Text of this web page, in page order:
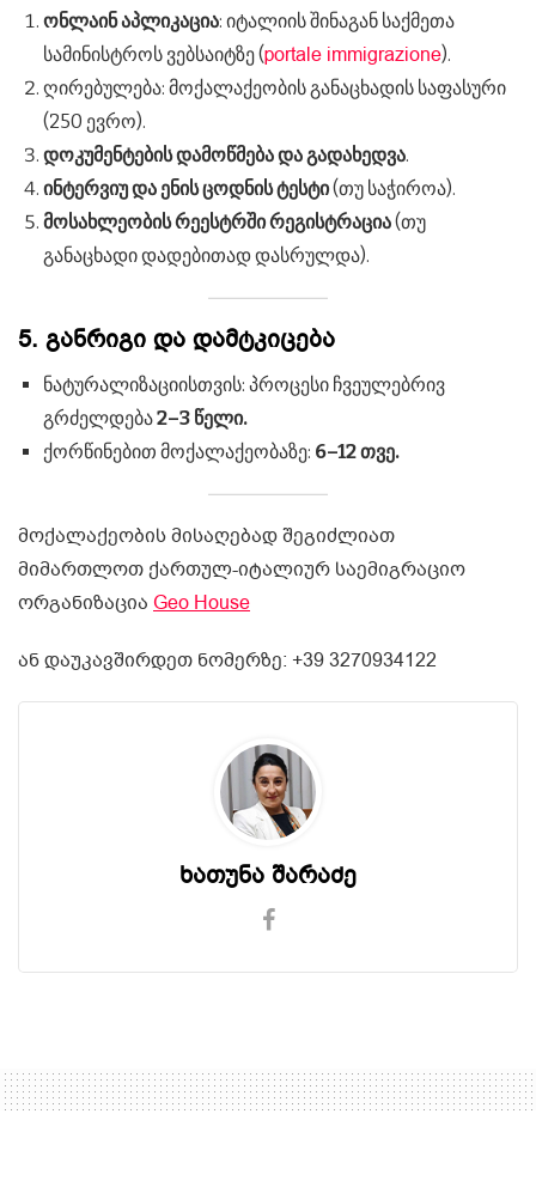
ონლაინ აპლიკაცია: იტალიის შინაგან საქმეთა
სამინისტროს ვებსაიტზე (portale immigrazione).
ღირებულება: მოქალაქეობის განაცხადის საფასური
(250 ევრო).
დოკუმენტების დამოწმება და გადახედვა.
ინტერვიუ და ენის ცოდნის ტესტი(თუ საჭიროა).
მოსახლეობის რეესტრში რეგისტრაცია(თუ
განაცხადი დადებითად დასრულდა).
5. განრიგი და დამტკიცება
ნატურალიზაციისთვის: პროცესი ჩვეულებრივ
გრძელდება2–3 წელი.
ქორწინებით მოქალაქეობაზე: 6–12 თვე.
მოქალაქეობის მისაღებად შეგიძლიათ
მიმართლოთ ქართულ-იტალიურ საემიგრაციო
ორგანიზაცია Geo House
ან დაუკავშირდეთ ნომერზე: +39 3270934122
ხათუნა შარაძე